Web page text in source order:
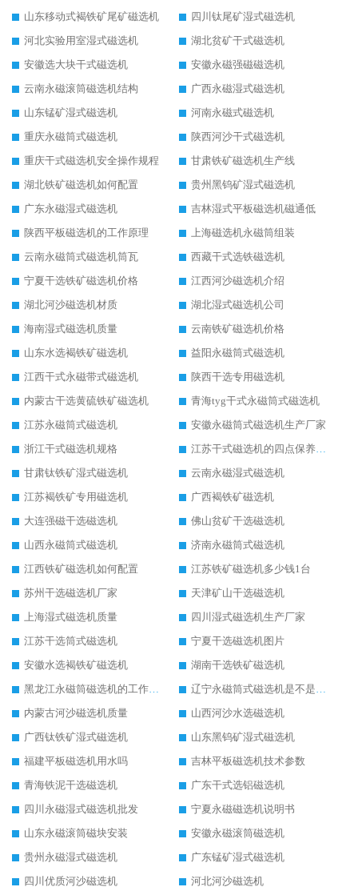
山东移动式褐铁矿尾矿磁选机
四川钛尾矿湿式磁选机
河北实验用室湿式磁选机
湖北贫矿干式磁选机
安徽选大块干式磁选机
安徽永磁强磁磁选机
云南永磁滚筒磁选机结构
广西永磁湿式磁选机
山东锰矿湿式磁选机
河南永磁式磁选机
重庆永磁筒式磁选机
陕西河沙干式磁选机
重庆干式磁选机安全操作规程
甘肃铁矿磁选机生产线
湖北铁矿磁选机如何配置
贵州黑钨矿湿式磁选机
广东永磁湿式磁选机
吉林湿式平板磁选机磁通低
陕西平板磁选机的工作原理
上海磁选机永磁筒组装
云南永磁筒式磁选机筒瓦
西藏干式选铁磁选机
宁夏干选铁矿磁选机价格
江西河沙磁选机介绍
湖北河沙磁选机材质
湖北湿式磁选机公司
海南湿式磁选机质量
云南铁矿磁选机价格
山东水选褐铁矿磁选机
益阳永磁筒式磁选机
江西干式永磁带式磁选机
陕西干选专用磁选机
内蒙古干选黄硫铁矿磁选机
青海tyg干式永磁筒式磁选机
江苏永磁筒式磁选机
安徽永磁筒式磁选机生产厂家
浙江干式磁选机规格
江苏干式磁选机的四点保养秘籍
甘肃钛铁矿湿式磁选机
云南永磁湿式磁选机
江苏褐铁矿专用磁选机
广西褐铁矿磁选机
大连强磁干选磁选机
佛山贫矿干选磁选机
山西永磁筒式磁选机
济南永磁筒式磁选机
江西铁矿磁选机如何配置
江苏铁矿磁选机多少钱1台
苏州干选磁选机厂家
天津矿山干选磁选机
上海湿式磁选机质量
四川湿式磁选机生产厂家
江苏干选筒式磁选机
宁夏干选磁选机图片
安徽水选褐铁矿磁选机
湖南干选铁矿磁选机
黑龙江永磁筒磁选机的工作原理
辽宁永磁筒式磁选机是不是强磁
内蒙古河沙磁选机质量
山西河沙水选磁选机
广西钛铁矿湿式磁选机
山东黑钨矿湿式磁选机
福建平板磁选机用水吗
吉林平板磁选机技术参数
青海铁泥干选磁选机
广东干式选铝磁选机
四川永磁湿式磁选机批发
宁夏永磁磁选机说明书
山东永磁滚筒磁块安装
安徽永磁滚筒磁选机
贵州永磁湿式磁选机
广东锰矿湿式磁选机
四川优质河沙磁选机
河北河沙磁选机